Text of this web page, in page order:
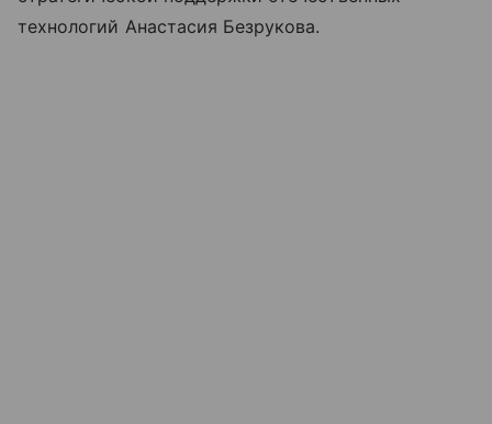
технологий Анастасия Безрукова.